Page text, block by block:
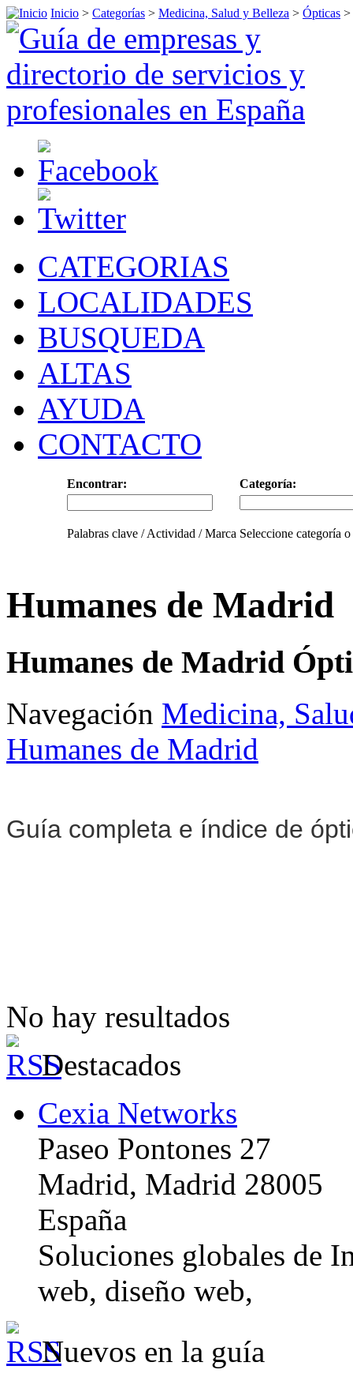
Inicio > Categorías > Medicina, Salud y Belleza > Ópticas >
CATEGORIAS
LOCALIDADES
BUSQUEDA
ALTAS
AYUDA
CONTACTO
Encontrar: Categoría:
Palabras clave / Actividad / Marca Seleccione categoría
Humanes de Madrid
Humanes de Madrid
Navegación Medicina,
Humanes de Madrid
Guía completa e índice de
No hay resultados
Destacados
Cexia Networks
Paseo Pontones 27
Madrid, Madrid 28005
España
Soluciones globales de
web, diseño web,
Nuevos en la guía